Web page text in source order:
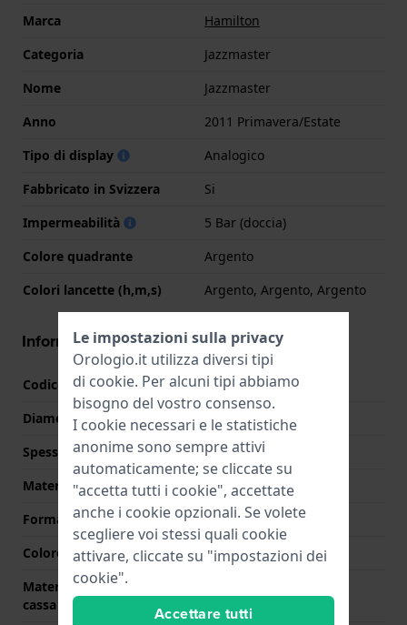
Marca
Hamilton
Categoria
Jazzmaster
Nome
Jazzmaster
Anno
2011 Primavera/Estate
Tipo di display
Analogico
Fabbricato in Svizzera
Si
Impermeabilità
5 Bar (doccia)
Colore quadrante
Argento
Colori lancette (h,m,s)
Argento, Argento, Argento
Informazioni della cassa
Codice cassa
H32315
Diametro
34 mm
Spessore della cassa
10.3 mm
Materiale cassa
Acciaio inox
Forma della cassa
Rotondo
Colore della cassa
Argento
Materiale del retro della
cassa
Le impostazioni sulla privacy
Orologio.it utilizza diversi tipi
di cookie. Per alcuni tipi abbiamo
bisogno del vostro consenso.
I cookie necessari e le statistiche
anonime sono sempre attivi
automaticamente; se cliccate su
"accetta tutti i cookie", accettate
anche i cookie opzionali. Se volete
scegliere voi stessi quali cookie
attivare, cliccate su "impostazioni dei
cookie".
Accettare tutti